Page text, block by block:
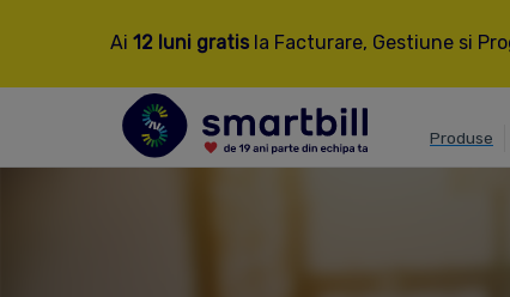
Ai12 luni gratis la Facturare, Gestiune si
Produse